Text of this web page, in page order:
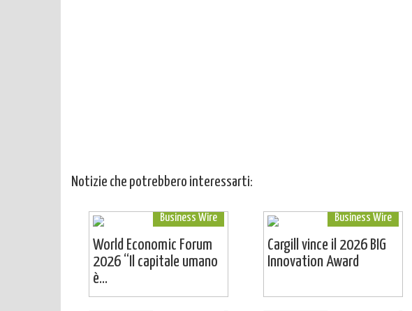
Notizie che potrebbero interessarti:
Business Wire
World Economic Forum
2026 “Il capitale umano
è...
Business Wire
Cargill vince il 2026 BIG
Innovation Award